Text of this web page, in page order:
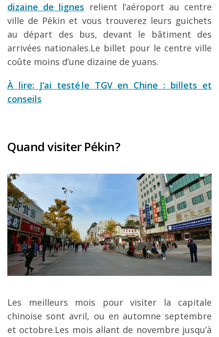
dizaine de lignes relient l’aéroport au centre
ville de Pékin et vous trouverez leurs guichets
au départ des bus, devant le bâtiment des
arrivées nationales.Le billet pour le centre ville
coûte moins d’une dizaine de yuans.
À lire: J’ai testé le TGV en Chine : billets et
conseils
Quand visiter Pékin?
Les meilleurs mois pour visiter la capitale
chinoise sont avril, ou en automne septembre
et octobre.Les mois allant de novembre jusqu’à